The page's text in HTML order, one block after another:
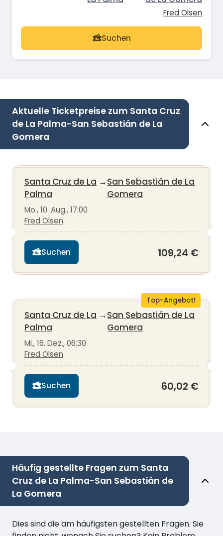
Fred Olsen
Suchen
Aktuelle Ticketpreise zum Santa Cruz
de La Palma-San Sebastián de La
Gomera
Santa Cruz de La
Palma
→San Sebastián de La
Gomera
Mo., 10. Aug., 17:00
Fred Olsen
Suchen 109,24 €
Top-Angebot!
Santa Cruz de La
Palma
→San Sebastián de La
Gomera
Mi., 16. Dez., 06:30
Fred Olsen
Suchen 60,02 €
Häufig gestellte Fragen zum Santa
Cruz de La Palma-San Sebastián de
La Gomera
Dies sind die am häufigsten gestellten Fragen. Sie